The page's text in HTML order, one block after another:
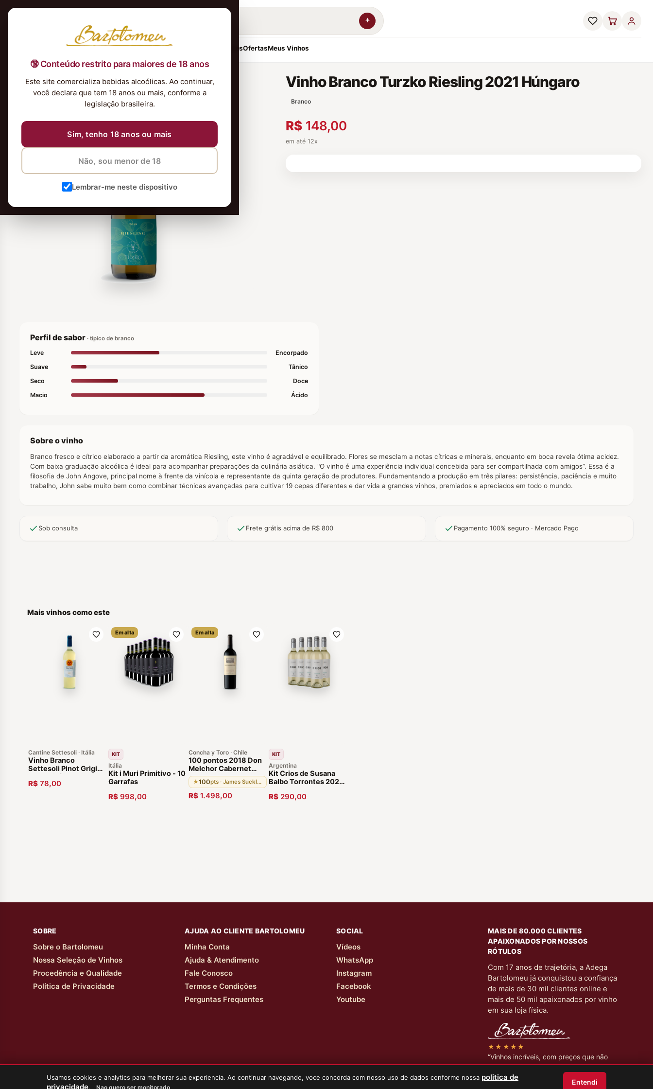
🔞 Conteúdo restrito para maiores de 18 anos
Este site comercializa bebidas alcoólicas. Ao continuar,
você declara que tem 18 anos ou mais, conforme a
legislação brasileira.
Sim, tenho 18 anos ou mais
Não, sou menor de 18
Lembrar-me neste dispositivo
Nossa Seleção TintosBrancosEspumantesRosés Kits & PresentesOfertasMeus Vinhos
Vinho Branco Turzko Riesling 2021 Húngaro
Branco
R$ 148,00
em até 12x
Perfil de sabor · típico de branco
Leve
Encorpado
Suave
Tânico
Seco
Doce
Macio
Ácido
Sobre o vinho
Branco fresco e cítrico elaborado a partir da aromática Riesling, este vinho é agradável e equilibrado. Flores se mesclam a notas cítricas e minerais, enquanto em boca revela ótima acidez.
Com baixa graduação alcoólica é ideal para acompanhar preparações da culinária asiática. "O vinho é uma experiência individual concebida para ser compartilhada com amigos”. Essa é a
filosofia de John Angove, principal nome à frente da vinícola e representante da quinta geração de produtores. Fundamentando a produção em três pilares: persistência, paciência e muito
trabalho, John sabe muito bem como combinar técnicas avançadas para cultivar 19 cepas diferentes e dar vida a grandes vinhos, premiados e apreciados em todo o mundo.
Sob consulta Frete grátis acima de R$ 800 Pagamento 100% seguro · Mercado Pago
Mais vinhos como este
Cantine Settesoli · Itália
Vinho Branco
Settesoli Pinot Grigio
2020 Sicília Italia
R$ 78,00
Em alta
KIT
Itália
Kit i Muri Primitivo - 10
Garrafas
R$ 998,00
Em alta
Concha y Toro · Chile
100 pontos 2018 Don
Melchor Cabernet
Sauvignon
★100 pts · James Suckling
R$ 1.498,00
KIT
Argentina
Kit Crios de Susana
Balbo Torrontes 2021-
R$ 290,00
SOBRE
Sobre o Bartolomeu
Nossa Seleção de Vinhos
Procedência e Qualidade
Política de Privacidade
AJUDA AO CLIENTE BARTOLOMEU
Minha Conta
Ajuda & Atendimento
Fale Conosco
Termos e Condições
Perguntas Frequentes
SOCIAL
Vídeos
WhatsApp
Instagram
Facebook
Youtube
MAIS DE 80.000 CLIENTES
APAIXONADOS POR NOSSOS
RÓTULOS
Com 17 anos de trajetória, a Adega
Bartolomeu já conquistou a confiança
de mais de 30 mil clientes online e
mais de 50 mil apaixonados por vinho
em sua loja física.
★★★★★
“Vinhos incríveis, com preços que não
encontro em lugar nenhum.”
Cliente verificado.
Usamos cookies e analytics para melhorar sua experiencia. Ao continuar navegando, voce concorda com nosso uso de dados conforme nossa politica de
privacidade. Nao quero ser monitorado
Entendi